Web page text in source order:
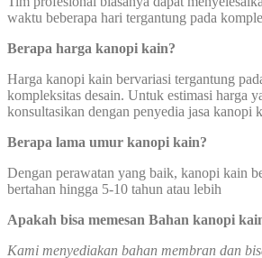
waktu beberapa hari tergantung pada
Berapa harga kanopi kain?
Harga kanopi kain bervariasi tergantung
kompleksitas desain. Untuk estimasi harga
konsultasikan dengan penyedia jasa kanopi
Berapa lama umur kanopi kain?
Dengan perawatan yang baik, kanopi kain
bertahan hingga 5-10 tahun atau lebih
Apakah bisa memesan Bahan kanopi
Kami menyediakan bahan membran dan